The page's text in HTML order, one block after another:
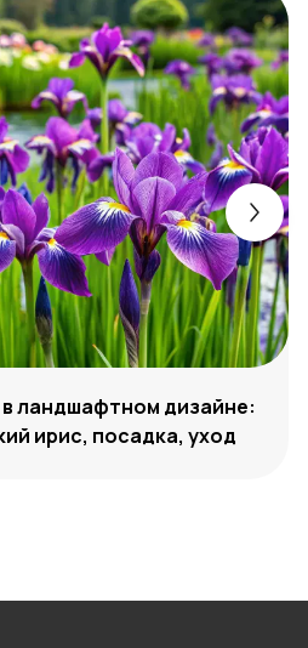
ландшафтном дизайне:
ирис, посадка, уход